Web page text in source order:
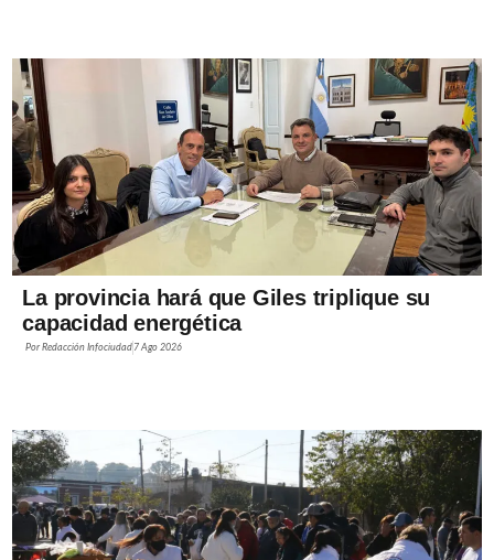
La provincia hará que Giles triplique su
capacidad energética
PorRedacción Infociudad 7 Ago 2026